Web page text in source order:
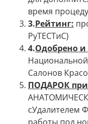
время
3.Рейтинг:
РуТЕСТиС)
4.Одобрено и
Салонов
ПОДАРОК при
сУдалителем
работы под